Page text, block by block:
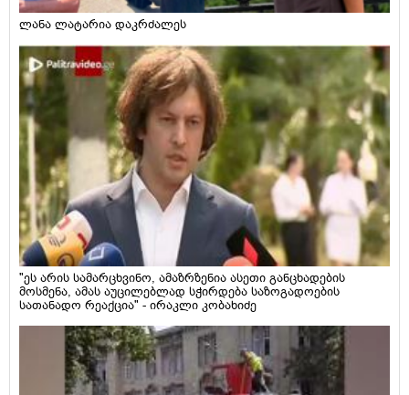
ლანა ლატარია დაკრძალეს
"ეს არის სამარცხვინო, ამაზრზენია ასეთი განცხადების
მოსმენა, ამას აუცილებლად სჭირდება საზოგადოების
სათანადო რეაქცია" - ირაკლი კობახიძე